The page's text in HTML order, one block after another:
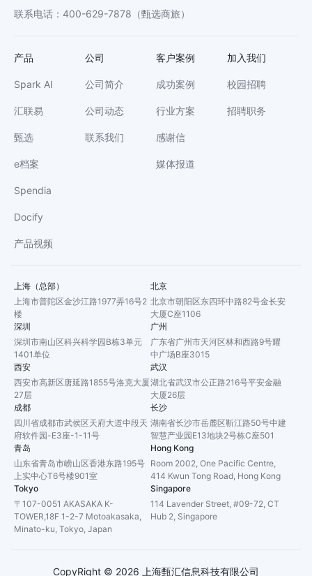
联系电话 ： 400-629-7878 （甄选商旅）
产品
Spark AI
汇联易
甄选
e档案
Spendia
Docify
产品视频
公司
公司简介
公司动态
联系我们
客户案例
成功案例
行业方案
感谢信
媒体报道
加入我们
校园招聘
招聘职务
上海（总部）
上海市普陀区金沙江路1977弄16号2
楼
北京
北京市朝阳区东四环中路82号金长安
大厦C座1106
深圳
深圳市南山区科兴科学园B栋3单元
1401单位
广州
广东省广州市天河区林和西路9号耀
中广场B座3015
西安
西安市高新区唐延路1855号洛克大厦
27层
武汉
湖北省武汉市公正路216号平安金融
大厦26层
成都
四川省成都市武侯区天府大道中段天
府软件园-E3座-1-11号
长沙
湖南省长沙市岳麓区靳江路50号中建
智慧产业园E13地块2号栋C座501
青岛
山东省青岛市崂山区香港东路195号
上实中心T6号楼901室
Hong Kong
Room 2002, One Pacific Centre,
414 Kwun Tong Road, Hong Kong
Tokyo
〒107-0051 AKASAKA K-
TOWER,18F 1-2-7 Motoakasaka,
Minato-ku, Tokyo, Japan
Singapore
114 Lavender Street, #09-72, CT
Hub 2, Singapore
CopyRight © 2026 上海甄汇信息科技有限公司